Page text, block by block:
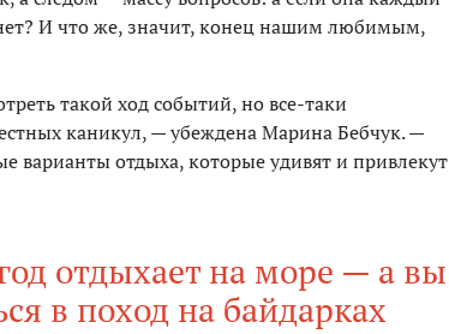
И что же, значит, конец нашим любимым,
такой ход событий, но все-таки
каникул, — убеждена Марина Бебчук. —
варианты отдыха, которые удивят и привлекут
отдыхает на море — а вы
в поход на байдарках